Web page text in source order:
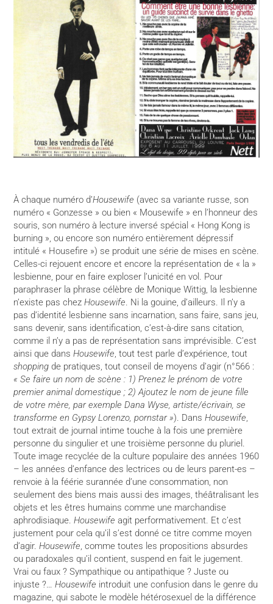
À chaque numéro d’Housewife (avec sa variante russe, son
numéro « Gonzesse » ou bien « Mousewife » en l’honneur des
souris, son numéro à lecture inversé spécial « Hong Kong is
burning », ou encore son numéro entièrement dépressif
intitulé « Housefire ») se produit une série de mises en scène.
Celles-ci rejouent encore et encore la représentation de « la »
lesbienne, pour en faire exploser l’unicité en vol. Pour
paraphraser la phrase célèbre de Monique Wittig, la lesbienne
n’existe pas chezHousewife. Ni la gouine, d’ailleurs. Il n’y a
pas d’identité lesbienne sans incarnation, sans faire, sans jeu,
sans devenir, sans identification, c’est-à-dire sans citation,
comme il n’y a pas de représentation sans imprévisible. C’est
ainsi que dansHousewife, tout test parle d’expérience, tout
shopping de pratiques, tout conseil de moyens d’agir (n°566 :
« Se faire un nom de scène : 1) Prenez le prénom de votre
premier animal domestique ; 2) Ajoutez le nom de jeune fille
de votre mère, par exemple Dana Wyse, artiste/écrivain, se
transforme en Gypsy Lorenzo, pornstar »). DansHousewife,
tout extrait de journal intime touche à la fois une première
personne du singulier et une troisième personne du pluriel.
Toute image recyclée de la culture populaire des années 1960
– les années d’enfance des lectrices ou de leurs parent-es –
renvoie à la féérie surannée d’une consommation, non
seulement des biens mais aussi des images, théâtralisant les
objets et les êtres humains comme une marchandise
aphrodisiaque.Housewife agit performativement. Et c’est
justement pour cela qu’il s’est donné ce titre comme moyen
d’agir.Housewife, comme toutes les propositions absurdes
ou paradoxales qu’il contient, suspend en fait le jugement.
Vrai ou faux ? Sympathique ou antipathique ? Juste ou
injuste ?…Housewife introduit une confusion dans le genre du
magazine, qui sabote le modèle hétérosexuel de la différence